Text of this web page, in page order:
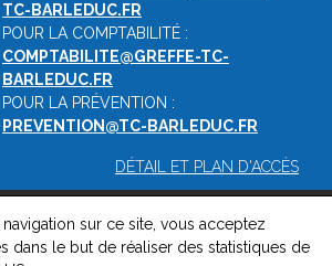
TC-BARLEDUC.FR
POUR LA COMPTABILITÉ :
COMPTABILITE@GREFFE-TC-
BARLEDUC.FR
POUR LA PRÉVENTION :
PREVENTION@TC-BARLEDUC.FR
DÉTAIL ET PLAN D'ACCÈS
Tribunal de Commerce de Barleduc -
-Gestion des cookies-Politique de
sur ce site, vous acceptez
dans le but de réaliser des statistiques de